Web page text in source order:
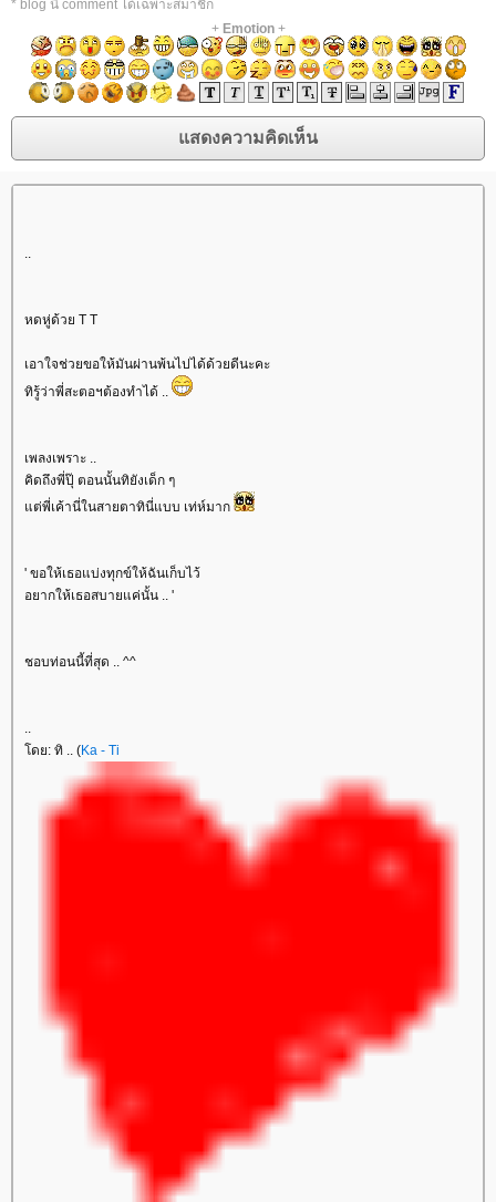
* blog นี้ comment ได้เฉพาะสมาชิก
+ Emotion+
หดหู่ด้วย T T
เอาใจช่วยขอให้มันผ่านพ้นไปได้ด้วยดีนะคะ
ทิรู้ว่าพี่สะตอฯต้องทำได้ ..
เพลงเพราะ ..
คิดถึงพี่ปุ๊ ตอนนั้นทิยังเด็ก ๆ
ต่พี่เค้านี่ในสายตาทินี่แบบ เท่ห์มาก
' ขอให้เธอแบ่งทุกข์ให้ฉันเก็บไว้
อยากให้เธอสบายแค่นั้น .. '
ชอบท่อนนี้ที่สุด .. ^^
ดย: ทิ .. (Ka - Ti